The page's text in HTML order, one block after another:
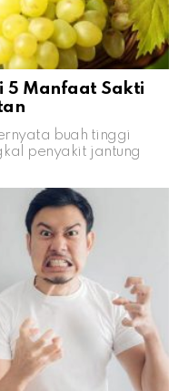
5 Manfaat Sakti
buah tinggi
penyakit jantung